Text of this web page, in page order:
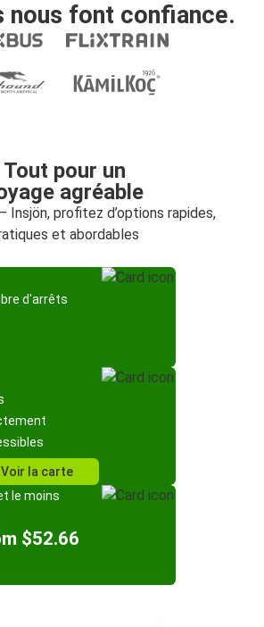
nous font confiance.
Tout pour un
agréable
Insjön, profitez d’options rapides,
et abordables
d'arrêts
Voir la carte
le moins
$52.66